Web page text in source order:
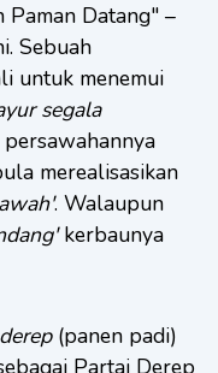
Paman Datang" –
Sebuah
untuk menemui
segala
merealisasikan
. Walaupun
kerbaunya
derep(panen padi)
Partai Derep